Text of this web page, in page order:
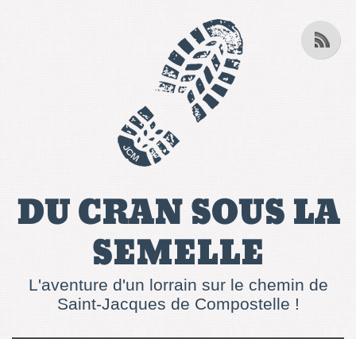
DU CRAN SOUS LA
SEMELLE
L'aventure d'un lorrain sur le chemin de
Saint-Jacques de Compostelle !